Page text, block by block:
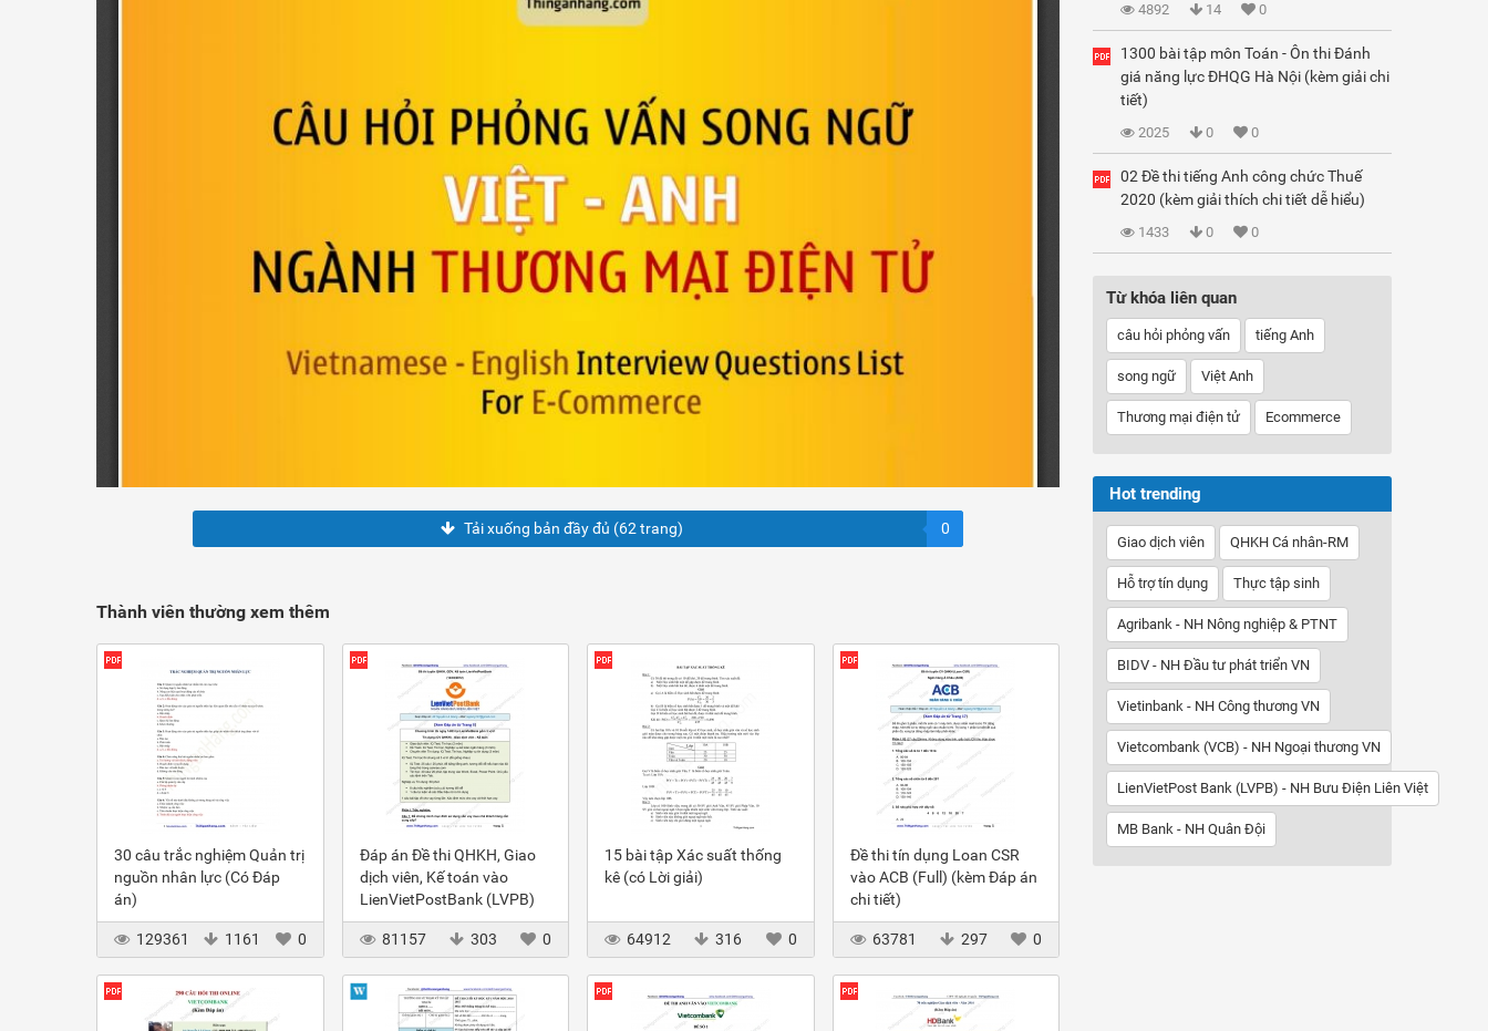
Tải xuống bản đầy đủ (62 trang) 0
Thành viên thường xem thêm
30 câu trắc nghiệm Quản trị
nguồn nhân lực (Có Đáp
án)
129361 1161 0
Đáp án Đề thi QHKH, Giao
dịch viên, Kế toán vào
LienVietPostBank (LVPB)
2012
81157
303 0
15 bài tập Xác suất thống
kê (có Lời giải)
64912 316 0
Đề thi tín dụng Loan CSR
vào ACB (Full) (kèm Đáp án
chi tiết)
63781 297 0
4892 14 0
1300 bài tập môn Toán - Ôn thi Đánh
giá năng lực ĐHQG Hà Nội (kèm giải chi
tiết)
2025 0 0
02 Đề thi tiếng Anh công chức Thuế
2020 (kèm giải thích chi tiết dễ hiểu)
1433 0 0
Từ khóa liên quan
câu hỏi phỏng vấn tiếng Anh
song ngữ Việt Anh
Thương mại điện tử Ecommerce
Hot trending
Giao dịch viên QHKH Cá nhân-RM
Hỗ trợ tín dụng Thực tập sinh
Agribank - NH Nông nghiệp & PTNT
BIDV - NH Đầu tư phát triển VN
Vietinbank - NH Công thương VN
Vietcombank (VCB) - NH Ngoại thương VN
LienVietPost Bank (LVPB) - NH Bưu Điện Liên Việt
MB Bank - NH Quân Đội